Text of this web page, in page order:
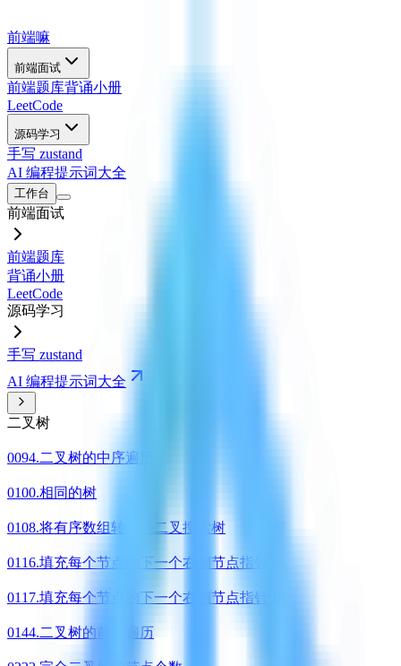
前端嘛
前端面试
前端题库背诵小册
LeetCode
源码学习
手写 zustand
AI 编程提示词大全
工作台
前端面试
前端题库
背诵小册
LeetCode
源码学习
手写 zustand
AI 编程提示词大全
二叉树
0094.二叉树的中序遍历
0100.相同的树
0108.将有序数组转换为二叉搜索树
0116.填充每个节点的下一个右侧节点指针
0117.填充每个节点的下一个右侧节点指针 II
0144.二叉树的前序遍历